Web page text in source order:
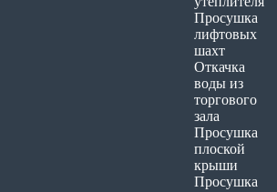
Просушка
лифтовых
шахт
Откачка
воды из
торгового
зала
Просушка
плоской
крыши
Просушка